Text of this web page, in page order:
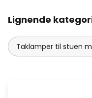
Lignende
Taklamper til stuen